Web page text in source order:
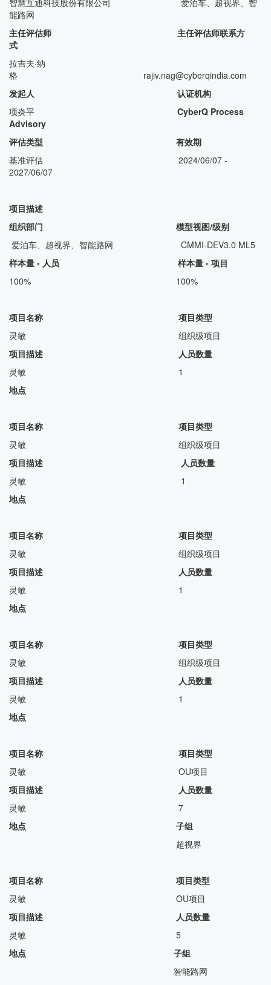
智慧互通科技股份有限公司 爱泊车、超视界、智
能路网
主任评估师 主任评估师联系方
式
拉吉夫·纳
格 rajiv.nag@cyberqindia.com
发起人 认证机构
项炎平
CyberQ Process
Advisory
评估类型 有效期
基准评估 2024/06/07 -
2027/06/07
项目描述
组织部门 模型视图/级别
爱泊车、超视界、智能路网 CMMI-DEV3.0 ML5
样本量 - 人员 样本量 - 项目
100% 100%
项目名称 项目类型
灵敏 组织级项目
项目描述 人员数量
灵敏 1
地点
项目名称 项目类型
灵敏 组织级项目
项目描述 人员数量
灵敏 1
地点
项目名称 项目类型
灵敏 组织级项目
项目描述 人员数量
灵敏 1
地点
项目名称 项目类型
灵敏 组织级项目
项目描述 人员数量
灵敏 1
地点
项目名称 项目类型
灵敏 OU项目
项目描述
人员数量
灵敏 7
地点 子组
超视界
项目名称 项目类型
灵敏 OU项目
项目描述
人员数量
灵敏 5
地点 子组
智能路网